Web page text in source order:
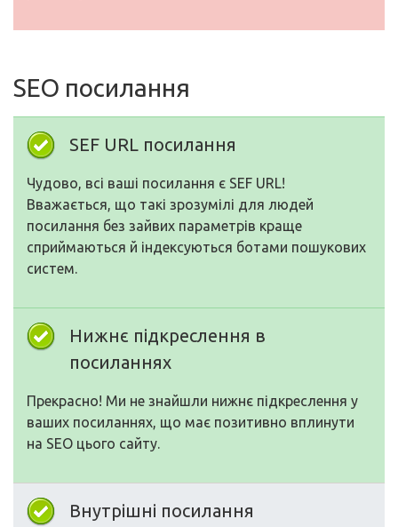
SEO посилання
SEF URL посилання
Чудово, всі ваші посилання є SEF URL!
Вважається, що такі зрозумілі для людей
посилання без зайвих параметрів краще
сприймаються й індексуються ботами пошукових
систем.
Нижнє підкреслення в
посиланнях
Прекрасно! Ми не знайшли нижнє підкреслення у
ваших посиланнях, що має позитивно вплинути
на SEO цього сайту.
Внутрішні посилання